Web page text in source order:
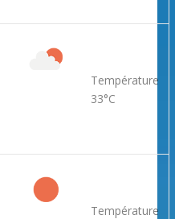
Température
33°C
Température